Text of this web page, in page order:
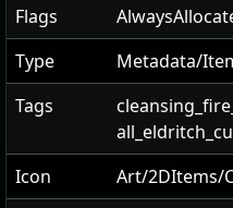
Flags
Type
Metadata/
Tags
Icon
Art/2DItems/